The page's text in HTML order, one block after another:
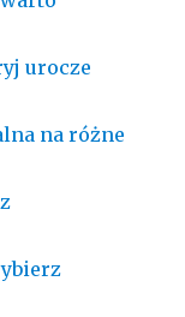
urocze
na różne